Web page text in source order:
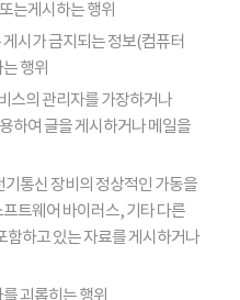
는게시하는 행위
시가 금지되는 정보(컴퓨터
행위
스의 관리자를 가장하거나
하여 글을 게시하거나 메일을
통신 장비의 정상적인 가동을
트웨어 바이러스, 기타 다른
함하고 있는 자료를 게시하거나
괴롭히는 행위